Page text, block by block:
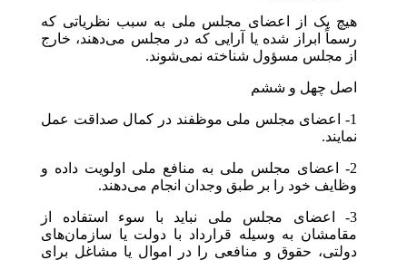
هیچ یک از اعضای مجلس ملی به سبب نظریاتی که
رسماً ابراز شده یا آرایی که در مجلس می‌دهند، خارج
از مجلس مسؤول شناخته نمی‌شوند.
اصل چهل و ششم
1- اعضای مجلس ملی موظفند در کمال صداقت عمل
نمایند.
2- اعضای مجلس ملی به منافع ملی اولویت داده و
وظایف خود را بر طبق وجدان انجام می‌دهند.
3- اعضای مجلس ملی نباید با سوء استفاده از
مقامشان به وسیله قرارداد با دولت یا سازمان‌های
دولتی، حقوق و منافعی را در اموال یا مشاغل برای